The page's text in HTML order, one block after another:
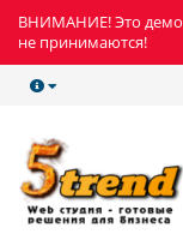
ВНИМАНИЕ! Это
не принимаются!